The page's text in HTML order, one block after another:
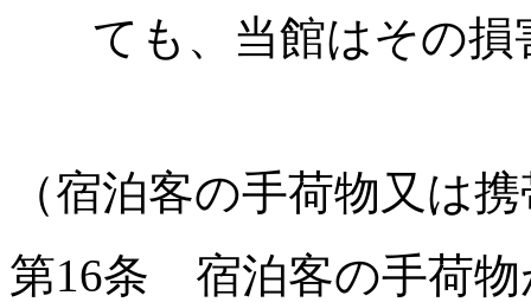
ても、当館はその
（宿泊客の手荷物又は
第16条 宿泊客の手荷物